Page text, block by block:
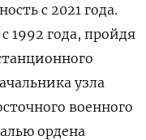
с 2021 года.
1992 года, пройдя
узла
военного
ордена